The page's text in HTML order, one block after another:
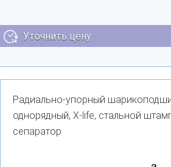
Уточнить цену
Радиально-упорный
однорядный, X-life, стальной
сепаратор